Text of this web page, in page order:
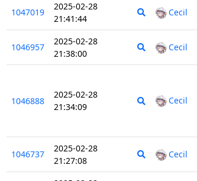
1047019
2025-02-28
21:41:44
Cecil
1046957
2025-02-28
21:38:00
Cecil
1046888
2025-02-28
21:34:09
Cecil
1046737
2025-02-28
21:27:08
Cecil